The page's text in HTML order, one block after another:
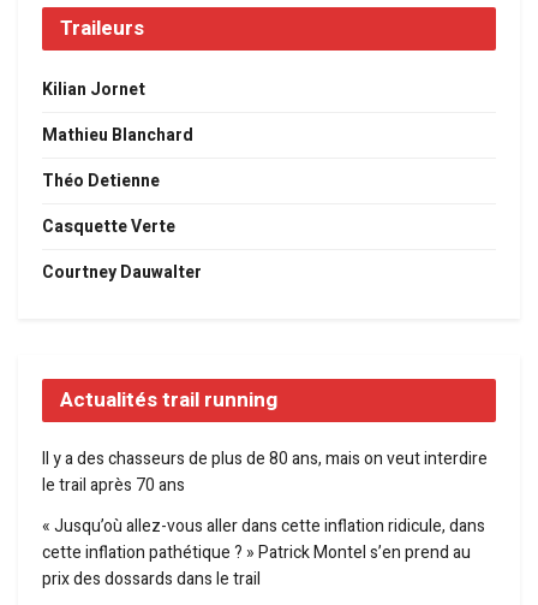
Traileurs
Kilian Jornet
Mathieu Blanchard
Théo Detienne
Casquette Verte
Courtney Dauwalter
Actualités trail running
Il y a des chasseurs de plus de 80 ans, mais on veut interdire
le trail après 70 ans
« Jusqu’où allez-vous aller dans cette inflation ridicule, dans
cette inflation pathétique ? » Patrick Montel s’en prend au
prix des dossards dans le trail